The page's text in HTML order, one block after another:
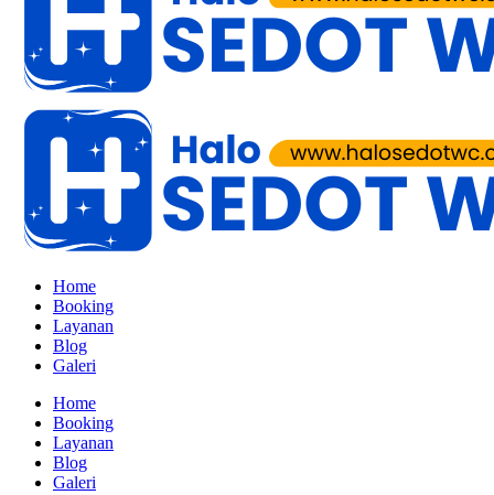
Home
Booking
Layanan
Blog
Galeri
Home
Booking
Layanan
Blog
Galeri